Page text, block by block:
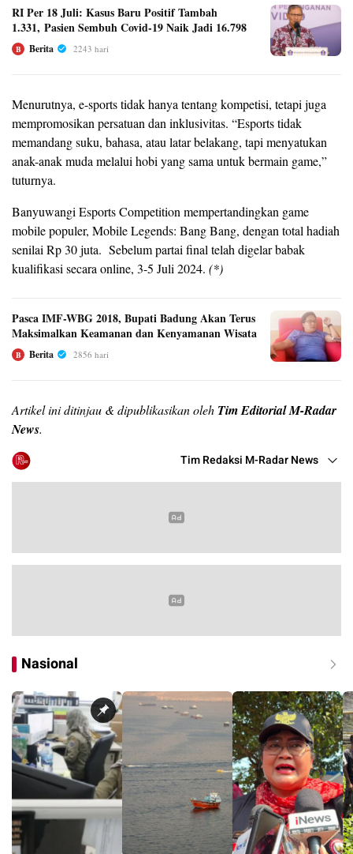
RI Per 18 Juli: Kasus Baru Positif Tambah
1.331, Pasien Sembuh Covid-19 Naik Jadi 16.798
B Berita 2243 hari
Menurutnya, e-sports tidak hanya tentang kompetisi, tetapi juga
mempromosikan persatuan dan inklusivitas. “Esports tidak
memandang suku, bahasa, atau latar belakang, tapi menyatukan
anak-anak muda melalui hobi yang sama untuk bermain game,”
tuturnya.
Banyuwangi Esports Competition mempertandingkan game
mobile populer, Mobile Legends: Bang Bang, dengan total hadiah
senilai Rp 30 juta. Sebelum partai final telah digelar babak
kualifikasi secara online, 3-5 Juli 2024. (*)
Pasca IMF-WBG 2018, Bupati Badung Akan Terus
Maksimalkan Keamanan dan Kenyamanan Wisata
B Berita 2856 hari
Artikel ini ditinjau & dipublikasikan oleh Tim Editorial M-Radar
News.
Tim Redaksi M-Radar News
Nasional